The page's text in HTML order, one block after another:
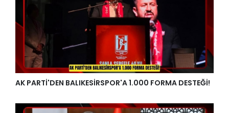
AK PARTİ'DEN BALIKESİRSPOR'A 1.000 FORMA DESTEĞİ!